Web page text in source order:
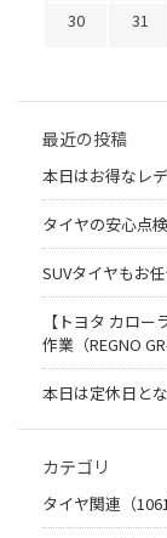
30
31
最近の投稿
本日はお得なレ
タイヤの安心点
SUVタイヤもお
【トヨタ カロ
作業（REGNO
本日は定休日と
カテゴリ
タイヤ関連（1061